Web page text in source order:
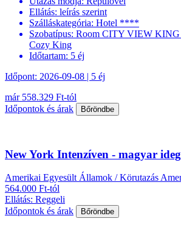
Ellátás: leírás szerint
Szálláskategória: Hotel ****
Szobatípus: Room CITY VIEW
Cozy King
Időtartam: 5 éj
Időpont: 2026-09-08 | 5 éj
már 558.329 Ft-tól
Időpontok és árak
Bőröndbe
New York Intenzíven - magyar
Amerikai Egyesült Államok / Körutazás
564.000 Ft-tól
Ellátás: Reggeli
Időpontok és árak
Bőröndbe